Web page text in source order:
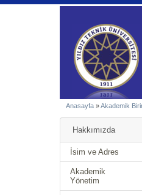
Anasayfa »Akademik
Hakkımızda
İsim ve Adres
Akademik
Yönetim